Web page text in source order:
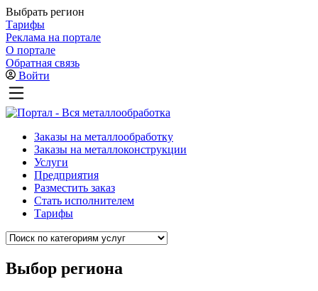
Выбрать регион
Тарифы
Реклама на портале
О портале
Обратная связь
Войти
Заказы на металлообработку
Заказы на металлоконструкции
Услуги
Предприятия
Разместить заказ
Стать исполнителем
Тарифы
Выбор региона